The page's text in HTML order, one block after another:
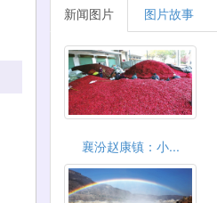
新闻图片 图片故事
襄汾赵康镇：小...